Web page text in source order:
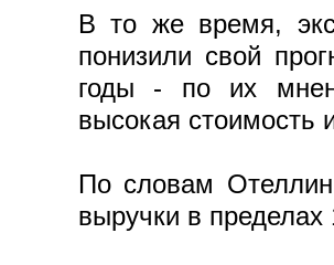
В то же время,
понизили свой
годы - по их
высокая стоимость
По словам
выручки в